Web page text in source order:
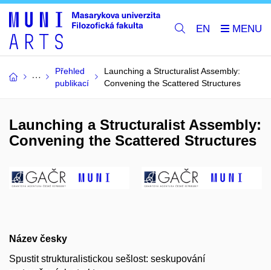
EN
Přehled
publikací
Launching a Structuralist Assembly:
Convening the Scattered Structures
Launching a Structuralist Assembly:
Convening the Scattered Structures
Název česky
Spustit strukturalistickou sešlost: seskupování